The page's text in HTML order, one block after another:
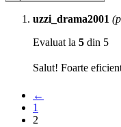
uzzi_drama2001
Evaluat la 5 din 5
Salut! Foarte
←
1
2